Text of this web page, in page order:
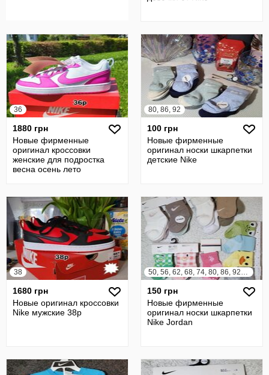
36
1880 грн
Новые фирменные
оригинал кроссовки
женские для подростка
весна осень лето
80, 86, 92
100 грн
Новые фирменные
оригинал носки шкарпетки
детские Nike
38
1680 грн
Новые оригинал кроссовки
Nike мужские 38р
50, 56, 62, 68, 74, 80, 86, 92, 98
150 грн
Новые фирменные
оригинал носки шкарпетки
Nike Jordan